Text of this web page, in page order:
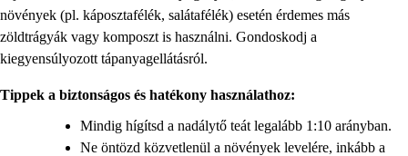
növények (pl. káposztafélék, salátafélék) esetén érdemes más
zöldtrágyák vagy komposzt is használni. Gondoskodj a
kiegyensúlyozott tápanyagellátásról.
Tippek a biztonságos és hatékony használathoz:
Mindig hígítsd a nadálytő teát legalább 1:10 arányban.
Ne öntözd közvetlenül a növények levelére, inkább a